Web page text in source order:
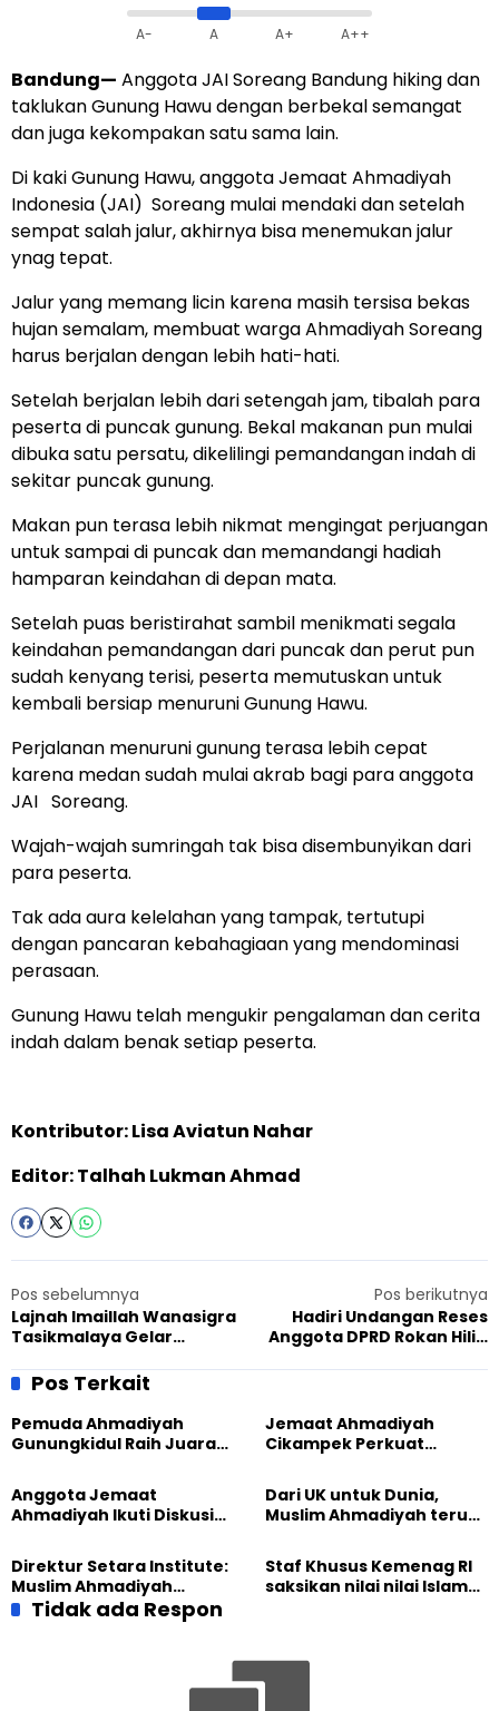
A- A A+ A++
Bandung— Anggota JAI Soreang Bandung hiking dan
taklukan Gunung Hawu dengan berbekal semangat
dan juga kekompakan satu sama lain.
Di kaki Gunung Hawu, anggota Jemaat Ahmadiyah
Indonesia (JAI) Soreang mulai mendaki dan setelah
sempat salah jalur, akhirnya bisa menemukan jalur
ynag tepat.
Jalur yang memang licin karena masih tersisa bekas
hujan semalam, membuat warga Ahmadiyah Soreang
harus berjalan dengan lebih hati-hati.
Setelah berjalan lebih dari setengah jam, tibalah para
peserta di puncak gunung. Bekal makanan pun mulai
dibuka satu persatu, dikelilingi pemandangan indah di
sekitar puncak gunung.
Makan pun terasa lebih nikmat mengingat perjuangan
untuk sampai di puncak dan memandangi hadiah
hamparan keindahan di depan mata.
Setelah puas beristirahat sambil menikmati segala
keindahan pemandangan dari puncak dan perut pun
sudah kenyang terisi, peserta memutuskan untuk
kembali bersiap menuruni Gunung Hawu.
Perjalanan menuruni gunung terasa lebih cepat
karena medan sudah mulai akrab bagi para anggota
JAI Soreang.
Wajah-wajah sumringah tak bisa disembunyikan dari
para peserta.
Tak ada aura kelelahan yang tampak, tertutupi
dengan pancaran kebahagiaan yang mendominasi
perasaan.
Gunung Hawu telah mengukir pengalaman dan cerita
indah dalam benak setiap peserta.
Kontributor: Lisa Aviatun Nahar
Editor: Talhah Lukman Ahmad
Pos sebelumnya
Lajnah Imaillah Wanasigra
Tasikmalaya Gelar
Jenazah di Akhir Pekan
Pos berikutnya
Hadiri Undangan Reses
Anggota DPRD Rokan Hilir,
Perkenalkan Program
Pos Terkait
Pemuda Ahmadiyah
Gunungkidul Raih Juara
Jemaat Ahmadiyah
Cikampek Perkuat
Lewat Pengajian
Gabungan
Anggota Jemaat
Ahmadiyah Ikuti Diskusi
Dari UK untuk Dunia,
Muslim Ahmadiyah terus
Kemanusiaan Global
Direktur Setara Institute:
Muslim Ahmadiyah
membangun Perdamaian
Dunia dari “Infrastruktur
Staf Khusus Kemenag RI
saksikan nilai nilai Islam
Tidak ada Respon